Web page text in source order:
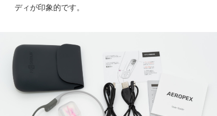
ディが印象的です。